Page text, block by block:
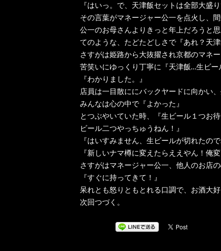
『はいっ。で、天津飯セットは全部大盛り
その言葉がマネージャー公一を点火し、
公一のお母さんよりきっと年上だろうと
てのような、たどたどしさで『あれ？天
さすがは姫路から大抜擢され京都のマネ
苦笑いにゆっくり丁寧に『天津飯…生ビ
『わかりました。』
店員は一目散ににバックヤードに向かい
みんなは心の中で『よかった』
とつぶやいていた時、『生ビール１つお
ビール二つやっちゅうねん！』
『はいすみません、生ビールが切れたので
『新しいナマ樽に変えたらええやん！俺変
さすがはマネージャー公一、他人のお店
『すぐに持ってきて！』
呆れとも怒りともとれる口調で、お酒大
次回つづく。